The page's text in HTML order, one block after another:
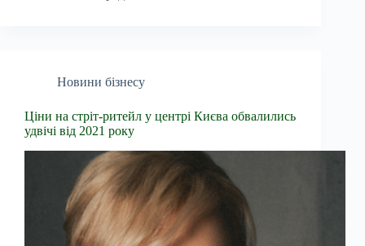
Новини бізнесу
Ціни на стріт-ритейл у центрі Києва обвалились
удвічі від 2021 року